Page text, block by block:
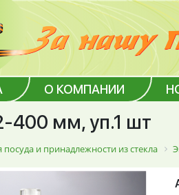
О КОМПАНИИ
400 мм, уп.1 шт
и принадлежности из стекла